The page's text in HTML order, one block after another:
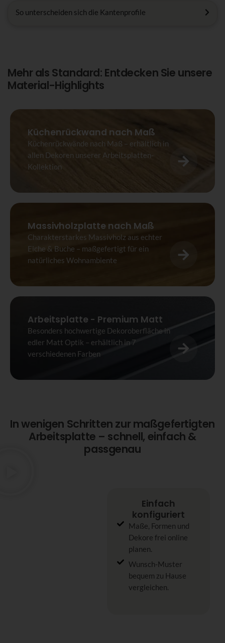
So unterscheiden sich die Kantenprofile
Mehr als Standard: Entdecken Sie unsere
Material-Highlights
Küchenrückwand nach Maß
Küchenrückwände nach Maß – erhältlich in
allen Dekoren unserer Arbeitsplatten-
Kollektion
Massivholzplatte nach Maß
Charakterstarkes Massivholz aus echter
Eiche & Buche – maßgefertigt für ein
natürliches Wohnambiente
Arbeitsplatte - Premium Matt
Besonders hochwertige Dekoroberfläche in
edler Matt Optik – erhältlich in 7
verschiedenen Farben
In wenigen Schritten zur maßgefertigten
Arbeitsplatte – schnell, einfach &
passgenau
Einfach
konfiguriert
Maße, Formen und
Dekore frei online
planen.
Wunsch-Muster
bequem zu Hause
vergleichen.